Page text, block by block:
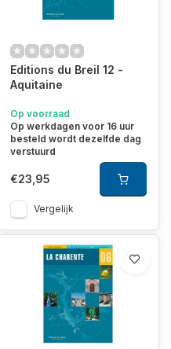
Editions du Breil 12 -
Aquitaine
Op voorraad
Op werkdagen voor 16 uur
besteld wordt dezelfde dag
verstuurd
€23,95
Vergelijk